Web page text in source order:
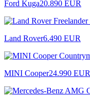
Ford Kuga20.890 EUR
Land Rover6.490 EUR
MINI Cooper24.990 EUR